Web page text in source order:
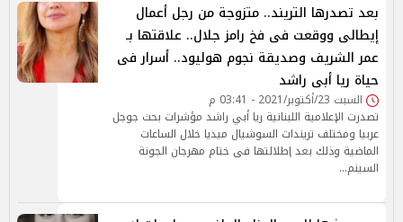
بعد تصدرها التريند.. متزوجة من رجل أعمال
إيطالى ووقعت فى فخ رامز جلال.. علاقتها بـ
عمر الشريف وصديقة نجوم هوليود.. أسرار فى
حياة ريا أبى راشد
السبت 23/أكتوبر/2021 - 03:41 م
تصدرت الإعلامية اللبنانية ريا أبي راشد مؤشرات بحث جوجل
عربيا ومختلف تريندات السوشيال ميديا خلال الساعات
الماضية وذلك بعد إطلالتها فى ختام مهرجان الجونة
السينم…